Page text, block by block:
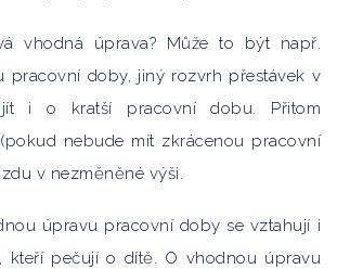
vhodná úprava? Může to být např.
pracovní doby, jiný rozvrh přestávek v
i o kratší pracovní dobu. Přitom
nebude mít zkrácenou pracovní
v nezměněné výši.
úpravu pracovní doby se vztahují i
kteří pečují o dítě. O vhodnou úpravu